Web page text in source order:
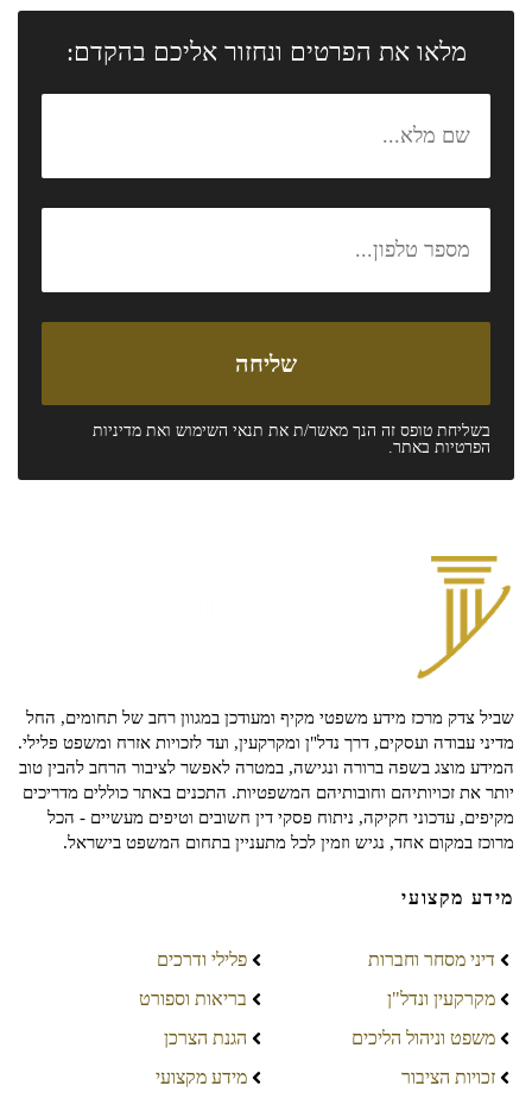
מלאו את הפרטים ונחזור אליכם בהקדם:
בשליחת טופס זה הנך מאשר/ת את תנאי השימוש ואת מדיניות
הפרטיות באתר.
שביל צדק מרכז מידע משפטי מקיף ומעודכן במגוון רחב של תחומים, החל
מדיני עבודה ועסקים, דרך נדל"ן ומקרקעין, ועד לזכויות אזרח ומשפט פלילי.
המידע מוצג בשפה ברורה ונגישה, במטרה לאפשר לציבור הרחב להבין טוב
יותר את זכויותיהם וחובותיהם המשפטיות. התכנים באתר כוללים מדריכים
מקיפים, עדכוני חקיקה, ניתוח פסקי דין חשובים וטיפים מעשיים - הכל
מרוכז במקום אחד, נגיש וזמין לכל מתעניין בתחום המשפט בישראל.
מידע מקצועי
דיני מסחר וחברות
מקרקעין ונדל"ן
משפט וניהול הליכים
זכויות הציבור
פלילי ודרכים
בריאות וספורט
הגנת הצרכן
מידע מקצועי